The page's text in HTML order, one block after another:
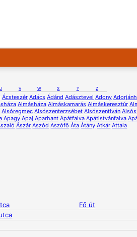
V W X Y Z
Ácsteszér Adács Ádánd Adásztevel Adony
Almásháza Almáskamarás Almáskeresztúr
Alsóregmec Alsószenterzsébet Alsószentiván
Apagy Apaj Aparhant Apátfalva Apátistvánfalva
Ászár Aszód Aszófő Áta Átány Atkár Attala
Fő út